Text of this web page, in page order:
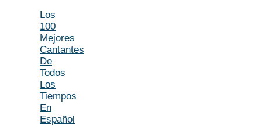
Los
100
Mejores
Cantantes
De
Todos
Los
Tiempos
En
Español